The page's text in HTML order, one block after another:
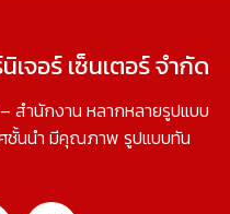
จอร์ เซ็นเตอร์ จำกัด
สำนักงาน หลากหลายรูปแบบ
ชั้นนำ มีคุณภาพ รูปแบบทัน